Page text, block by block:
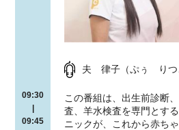
09:30
|
09:45
夫 律子（ぷぅ りつ
この番組は、出生前診断
査、羊水検査を専門とす
ニックが、これから赤ち